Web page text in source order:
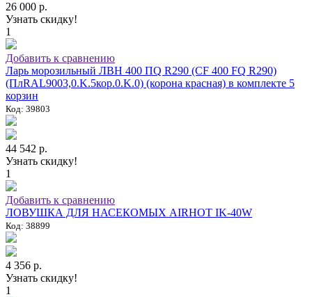
26 000 р.
Узнать скидку!
1
Добавить к сравнению
Ларь морозильный ЛВН 400 ПQ R290 (СF 400 FQ R290)
(ПлRAL9003,0.K.5кор.0.K.0) (корона красная) в комплекте 5
корзин
Код: 39803
44 542 р.
Узнать скидку!
1
Добавить к сравнению
ЛОВУШКА ДЛЯ НАСЕКОМЫХ AIRHOT IK-40W
Код: 38899
4 356 р.
Узнать скидку!
1